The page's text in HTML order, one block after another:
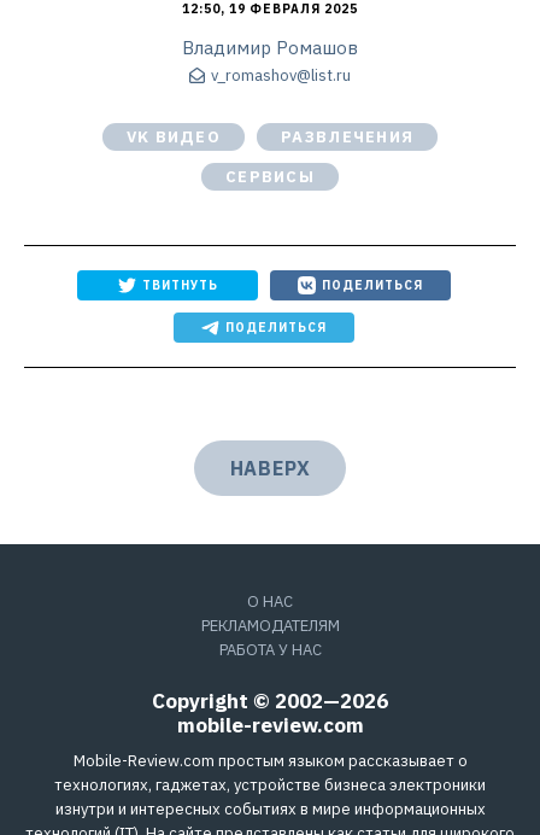
12:50, 19 ФЕВРАЛЯ 2025
Владимир Ромашов
v_romashov@list.ru
VK ВИДЕО
РАЗВЛЕЧЕНИЯ
СЕРВИСЫ
ТВИТНУТЬ ПОДЕЛИТЬСЯ
ПОДЕЛИТЬСЯ
НАВЕРХ
О НАС
РЕКЛАМОДАТЕЛЯМ
РАБОТА У НАС
Copyright © 2002—2026
mobile-review.com
Mobile-Review.com простым языком рассказывает о
технологиях, гаджетах, устройстве бизнеса электроники
изнутри и интересных событиях в мире информационных